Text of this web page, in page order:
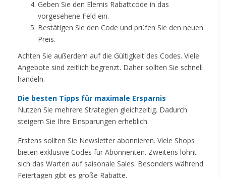
Geben Sie den Elemis Rabattcode in das
vorgesehene Feld ein.
Bestätigen Sie den Code und prüfen Sie den neuen
Preis.
Achten Sie außerdem auf die Gültigkeit des Codes. Viele
Angebote sind zeitlich begrenzt. Daher sollten Sie schnell
handeln.
Die besten Tipps für maximale Ersparnis
Nutzen Sie mehrere Strategien gleichzeitig. Dadurch
steigern Sie Ihre Einsparungen erheblich.
Erstens sollten Sie Newsletter abonnieren. Viele Shops
bieten exklusive Codes für Abonnenten. Zweitens lohnt
sich das Warten auf saisonale Sales. Besonders während
Feiertagen gibt es große Rabatte.